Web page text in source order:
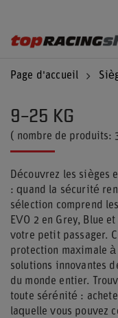
Page d'accueil
9–25 KG
( nombre de produits:
Découvrez les sièges
: quand la sécurité
sélection comprend
EVO 2 en Grey, Blue
votre petit passager.
protection maximale
solutions innovantes
du monde entier.
toute sérénité :
laquelle vous pouvez